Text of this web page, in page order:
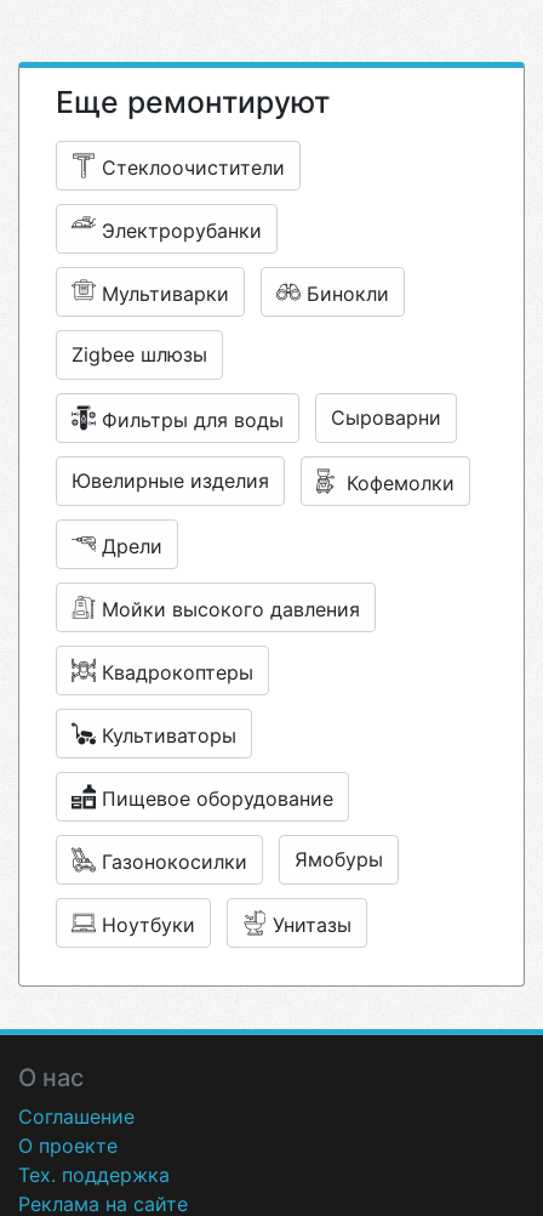
Еще ремонтируют
Стеклоочистители
Электрорубанки
Мультиварки Бинокли
Zigbee шлюзы
Фильтры для воды Сыроварни
Ювелирные изделия Кофемолки
Дрели
Мойки высокого давления
Квадрокоптеры
Культиваторы
Пищевое оборудование
Газонокосилки Ямобуры
Ноутбуки Унитазы
О нас
Соглашение
О проекте
Тех. поддержка
Реклама на сайте